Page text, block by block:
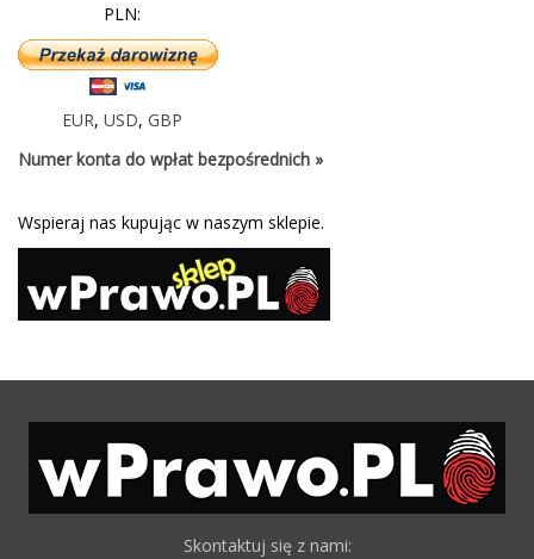
PLN:
EUR, USD, GBP
Numer konta do wpłat bezpośrednich »
Wspieraj nas kupując w naszym sklepie.
Skontaktuj się z nami: